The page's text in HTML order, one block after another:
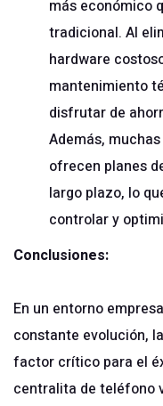
más económico
tradicional. Al
hardware
mantenimiento
disfrutar de
Además,
ofrecen planes
largo plazo, lo
controlar y
Conclusiones:
En un entorno
constante evolución,
factor crítico para el
centralita de teléfono